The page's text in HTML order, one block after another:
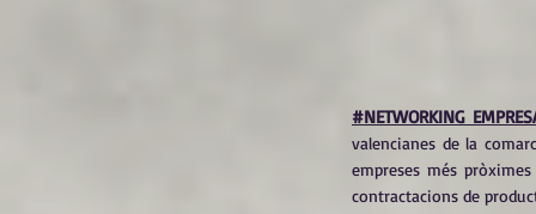
#NETWORKING
valencianes de la
empreses més
contractacions de